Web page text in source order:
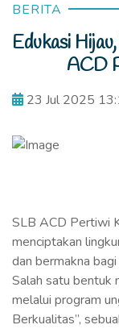
BERITA
Edukasi
ACD
23 Jul 2025
SLB ACD Pertiwi
menciptakan
dan bermakna
Salah satu bentuk
melalui program
Berkualitas”,